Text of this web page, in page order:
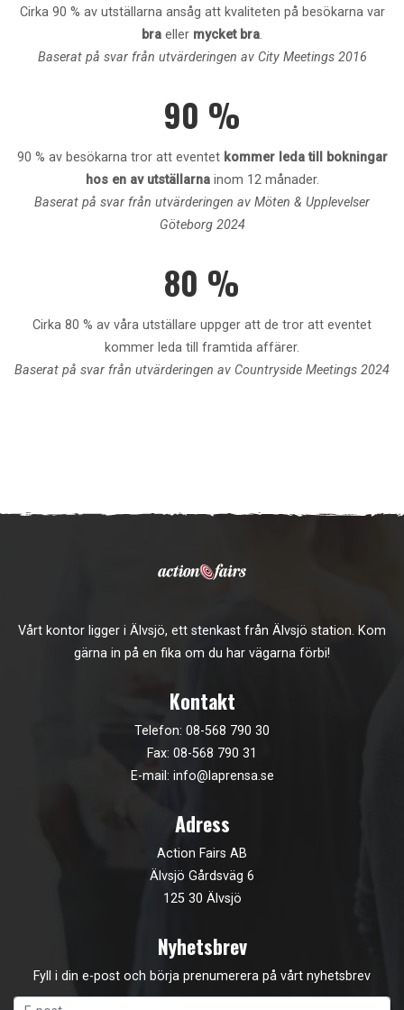
Cirka 90 % av utställarna ansåg att kvaliteten på besökarna var
bra eller mycket bra.
Baserat på svar från utvärderingen av City Meetings 2016
90 %
90 % av besökarna tror att eventet kommer leda till bokningar
hos en av utställarnainom 12 månader.
Baserat på svar från utvärderingen av Möten & Upplevelser
Göteborg 2024
80 %
Cirka 80 % av våra utställare uppger att de tror att eventet
kommer leda till framtida affärer.
Baserat på svar från utvärderingen av Countryside Meetings 2024
Vårt kontor ligger i Älvsjö, ett stenkast från Älvsjö station. Kom
gärna in på en fika om du har vägarna förbi!
Kontakt
Telefon: 08-568 790 30
Fax: 08-568 790 31
E-mail: info@laprensa.se
Adress
Action Fairs AB
Älvsjö Gårdsväg 6
125 30 Älvsjö
Nyhetsbrev
Fyll i din e-post och börja prenumerera på vårt nyhetsbrev